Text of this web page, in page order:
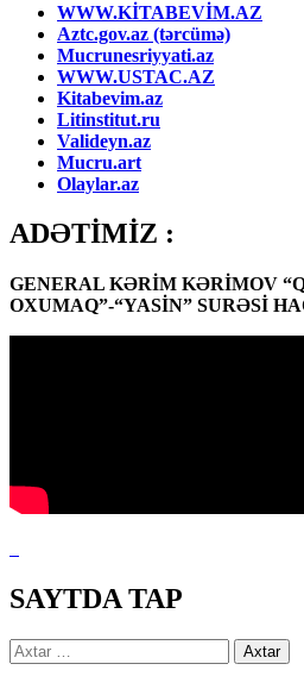
WWW.KİTABEVİM.AZ
Aztc.gov.az (tərcümə)
Mucrunesriyyati.az
WWW.USTAC.AZ
Kitabevim.az
Litinstitut.ru
Valideyn.az
Mucru.art
Olaylar.az
ADƏTİMİZ :
GENERAL KƏRİM KƏRİMOV
OXUMAQ”-“YASİN” SURƏSİ
SAYTDA TAP
Axtarış: